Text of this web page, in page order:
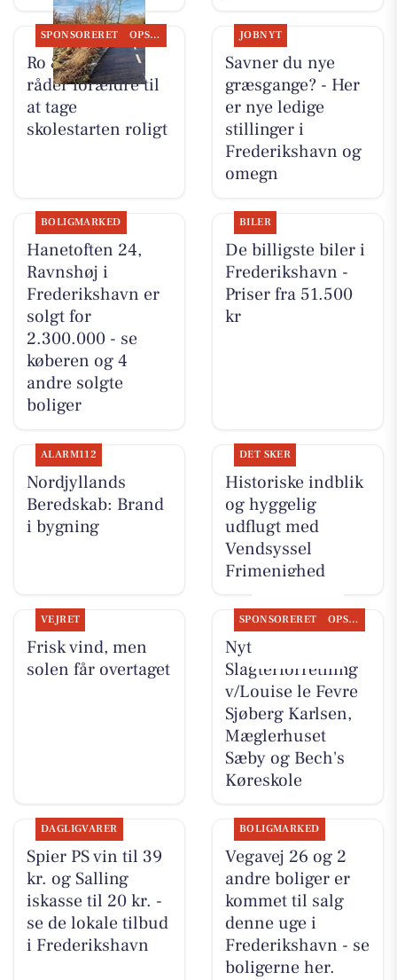
SPONSORERET OPSLAGSTAVLEN
Ro & velvære
råder forældre til
at tage
skolestarten roligt
JOBNYT
Savner du nye
græsgange? - Her
er nye ledige
stillinger i
Frederikshavn og
omegn
BOLIGMARKED
Hanetoften 24,
Ravnshøj i
Frederikshavn er
solgt for
2.300.000 - se
køberen og 4
andre solgte
boliger
BILER
De billigste biler i
Frederikshavn -
Priser fra 51.500
kr
ALARM112
Nordjyllands
Beredskab: Brand
i bygning
DET SKER
Historiske indblik
og hyggelig
udflugt med
Vendsyssel
Frimenighed
VEJRET
Frisk vind, men
solen får overtaget
SPONSORERET OPSLAGSTAVLEN
Nyt fra Elling
Slagterforretning
v/Louise le Fevre
Sjøberg Karlsen,
Mæglerhuset
Sæby og Bech's
Køreskole
DAGLIGVARER
Spier PS vin til 39
kr. og Salling
iskasse til 20 kr. -
se de lokale tilbud
i Frederikshavn
BOLIGMARKED
Vegavej 26 og 2
andre boliger er
kommet til salg
denne uge i
Frederikshavn - se
boligerne her.